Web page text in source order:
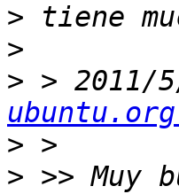
>
>
> > 2011/
>
> >> Muy